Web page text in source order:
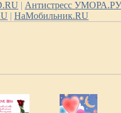
| Антистресс УМОРА.РУ
| НаМобильник.RU